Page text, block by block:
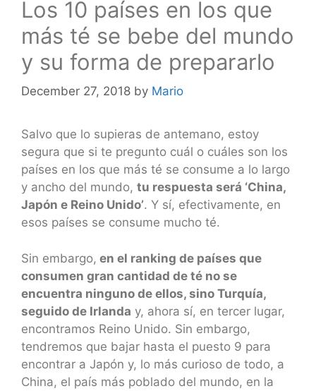
Los 10 países en los que
más té se bebe del mundo
y su forma de prepararlo
December 27, 2018 by Mario
Salvo que lo supieras de antemano, estoy
segura que si te pregunto cuál o cuáles son los
países en los que más té se consume a lo largo
y ancho del mundo, tu respuesta será ‘China,
Japón e Reino Unido’. Y sí, efectivamente, en
esos países se consume mucho té.
Sin embargo, en el ranking de países que
consumen gran cantidad de té no se
encuentra ninguno de ellos, sino Turquía,
seguido de Irlanda y, ahora sí, en tercer lugar,
encontramos Reino Unido. Sin embargo,
tendremos que bajar hasta el puesto 9 para
encontrar a Japón y, lo más curioso de todo, a
China, el país más poblado del mundo, en la